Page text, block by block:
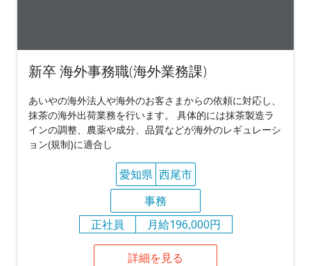
新卒 海外事務職(海外業務課)
あいやの海外法人や海外のお客さまからの依頼に対応し、
抹茶の海外出荷業務を行います。 具体的には抹茶製造ラ
インの調整、農薬や成分、品質などが海外のレギュレーシ
ョン(規制)に適合し
愛知県 西尾市
事務
正社員
月給196,000円
詳細を見る